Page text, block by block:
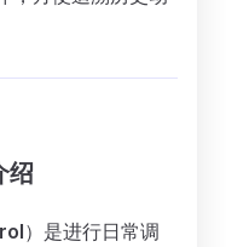
绍
）是进行日常调